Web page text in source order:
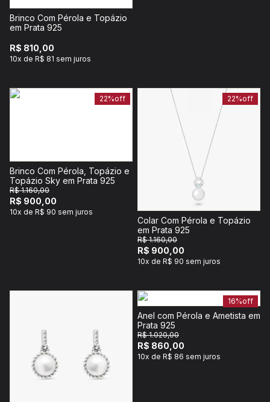
Brinco Com Pérola e Topázio
em Prata 925
R$ 810,00
10x de R$ 81 sem juros
22%off
Brinco Com Pérola, Topázio e
Topázio Sky em Prata 925
R$ 1.160,00
R$ 900,00
10x de R$ 90 sem juros
22%off
Colar Com Pérola e Topázio
em Prata 925
R$ 1.160,00
R$ 900,00
10x de R$ 90 sem juros
16%off
Anel com Pérola e Ametista em
Prata 925
R$ 1.020,00
R$ 860,00
10x de R$ 86 sem juros